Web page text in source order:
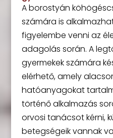
A borostyán
számára is
figyelembe venni az
adagolás során. A
gyermekek számára
elérhető, amely
hatóanyagokat
történő alkalmazás
orvosi tanácsot kérni,
betegségeik vannak